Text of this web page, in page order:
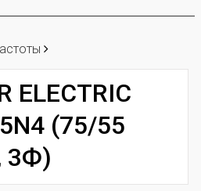
ELECTRIC
(75/55
3Ф)